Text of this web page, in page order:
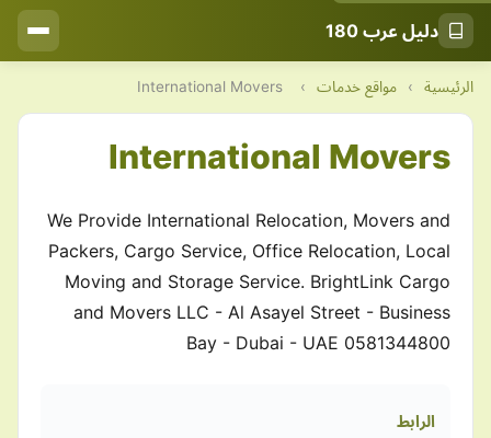
دليل عرب 180
الرئيسية › مواقع خدمات ›
International Movers
International Movers
We Provide International Relocation, Movers and
Packers, Cargo Service, Office Relocation, Local
Moving and Storage Service. BrightLink Cargo
and Movers LLC - Al Asayel Street - Business
Bay - Dubai - UAE 0581344800
الرابط